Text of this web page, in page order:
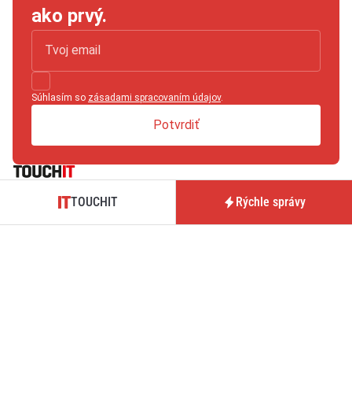
ako prvý.
Súhlasím so zásadami spracovaním údajov.
Potvrdiť
TOUCHIT je magazín prinášajúci novinky, testy a analýzy zo
TOUCHIT Rýchle správy